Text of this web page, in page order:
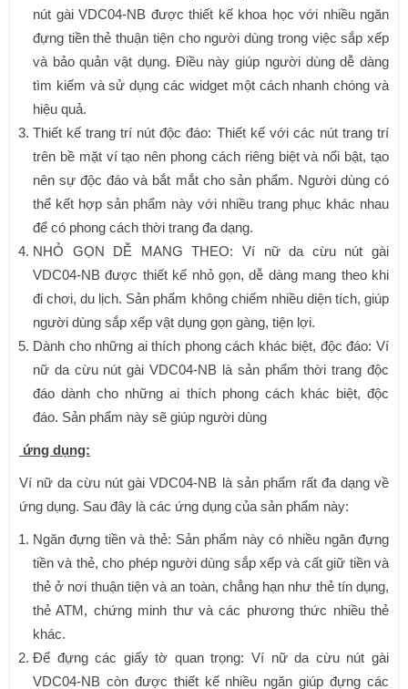
nút gài VDC04-NB được thiết kế khoa học với nhiều ngăn
đựng tiền thẻ thuận tiện cho người dùng trong việc sắp xếp
và bảo quản vật dụng. Điều này giúp người dùng dễ dàng
tìm kiếm và sử dụng các widget một cách nhanh chóng và
hiệu quả.
Thiết kế trang trí nút độc đáo: Thiết kế với các nút trang trí
trên bề mặt ví tạo nên phong cách riêng biệt và nổi bật, tạo
nên sự độc đáo và bắt mắt cho sản phẩm. Người dùng có
thể kết hợp sản phẩm này với nhiều trang phục khác nhau
để có phong cách thời trang đa dạng.
NHỎ GỌN DỄ MANG THEO: Ví nữ da cừu nút gài
VDC04-NB được thiết kế nhỏ gọn, dễ dàng mang theo khi
đi chơi, du lịch. Sản phẩm không chiếm nhiều diện tích, giúp
người dùng sắp xếp vật dụng gọn gàng, tiện lợi.
Dành cho những ai thích phong cách khác biệt, độc đáo: Ví
nữ da cừu nút gài VDC04-NB là sản phẩm thời trang độc
đáo dành cho những ai thích phong cách khác biệt, độc
đáo. Sản phẩm này sẽ giúp người dùng
ứng dụng:
Ví nữ da cừu nút gài VDC04-NB là sản phẩm rất đa dạng về
ứng dụng. Sau đây là các ứng dụng của sản phẩm này:
Ngăn đựng tiền và thẻ: Sản phẩm này có nhiều ngăn đựng
tiền và thẻ, cho phép người dùng sắp xếp và cất giữ tiền và
thẻ ở nơi thuận tiện và an toàn, chẳng hạn như thẻ tín dụng,
thẻ ATM, chứng minh thư và các phương thức nhiều thẻ
khác.
Để đựng các giấy tờ quan trọng: Ví nữ da cừu nút gài
VDC04-NB còn được thiết kế nhiều ngăn giúp đựng các